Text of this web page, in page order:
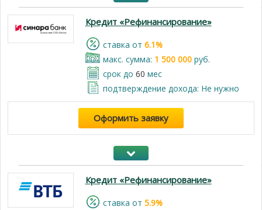
Кредит «Рефинансирование»
cтавка от 6.1%
макс. сумма: 1 500 000руб.
срок до 60 мес
подтверждение дохода: Не нужно
Оформить заявку
Кредит «Рефинансирование»
cтавка от 5.9%